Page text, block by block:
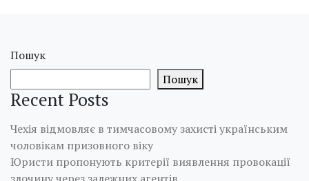
Пошук
Пошук
Recent Posts
Чехія відмовляє в тимчасовому захисті українським
чоловікам призовного віку
Юристи пропонують критерії виявлення провокації